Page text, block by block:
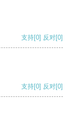
支持[0] 反对[0]
支持[0] 反对[0]